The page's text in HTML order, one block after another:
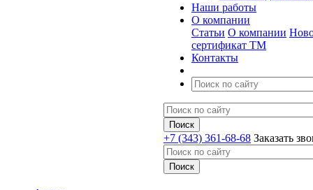
Наши работы
О компании
Статьи О компании
сертификат ТМ
Контакты
+7 (343) 361-68-68 Заказать